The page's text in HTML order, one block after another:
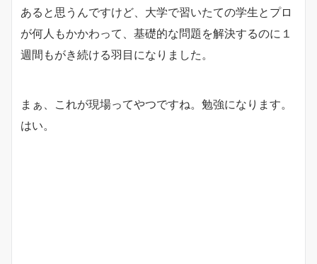
あると思うんですけど、大学で習いたての学生とプロ
が何人もかかわって、基礎的な問題を解決するのに１
週間もがき続ける羽目になりました。
まぁ、これが現場ってやつですね。勉強になります。
はい。